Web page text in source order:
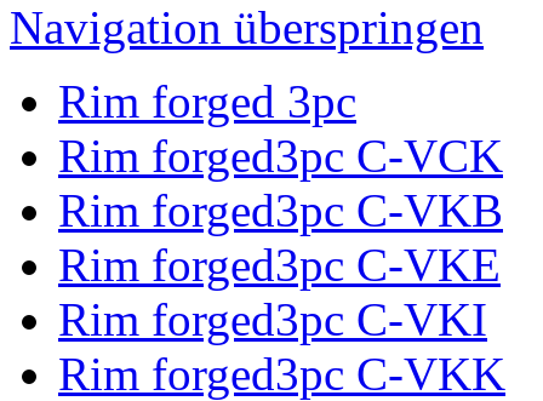
Navigation überspringen
Rim forged 3pc
Rim forged3pc C-VCK
Rim forged3pc C-VKB
Rim forged3pc C-VKE
Rim forged3pc C-VKI
Rim forged3pc C-VKK